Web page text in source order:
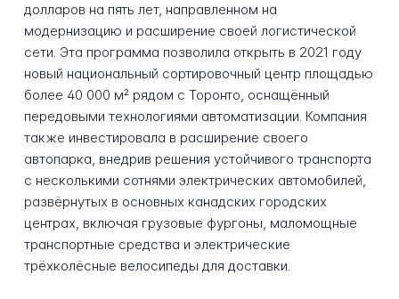
долларов на пять лет, направленном на
модернизацию и расширение своей логистической
сети. Эта программа позволила открыть в 2021 году
новый национальный сортировочный центр площадью
более 40 000 м² рядом с Торонто, оснащённый
передовыми технологиями автоматизации. Компания
также инвестировала в расширение своего
автопарка, внедрив решения устойчивого транспорта
с несколькими сотнями электрических автомобилей,
развёрнутых в основных канадских городских
центрах, включая грузовые фургоны, маломощные
транспортные средства и электрические
трёхколёсные велосипеды для доставки.